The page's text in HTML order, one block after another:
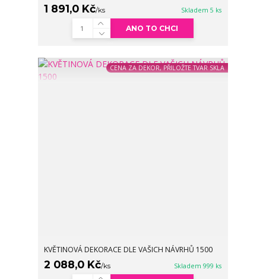
1 891,0 Kč/ks Skladem 5 ks
ANO TO CHCI
CENA ZA DEKOR, PŘILOŽTE TVAR SKLA
KVĚTINOVÁ DEKORACE DLE VAŠICH NÁVRHŮ 1500
2 088,0 Kč/ks Skladem 999 ks